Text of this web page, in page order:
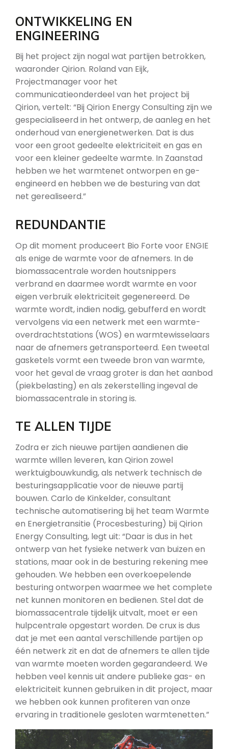
ONTWIKKELING EN
ENGINEERING
Bij het project zijn nogal wat partijen betrokken,
waaronder Qirion. Roland van Eijk,
Projectmanager voor het
communicatieonderdeel van het project bij
Qirion, vertelt: “Bij Qirion Energy Consulting zijn we
gespecialiseerd in het ontwerp, de aanleg en het
onderhoud van energienetwerken. Dat is dus
voor een groot gedeelte elektriciteit en gas en
voor een kleiner gedeelte warmte. In Zaanstad
hebben we het warmtenet ontworpen en ge-
engineerd en hebben we de besturing van dat
net gerealiseerd.”
REDUNDANTIE
Op dit moment produceert Bio Forte voor ENGIE
als enige de warmte voor de afnemers. In de
biomassacentrale worden houtsnippers
verbrand en daarmee wordt warmte en voor
eigen verbruik elektriciteit gegenereerd. De
warmte wordt, indien nodig, gebufferd en wordt
vervolgens via een netwerk met een warmte-
overdrachtstations (WOS) en warmtewisselaars
naar de afnemers getransporteerd. Een tweetal
gasketels vormt een tweede bron van warmte,
voor het geval de vraag groter is dan het aanbod
(piekbelasting) en als zekerstelling ingeval de
biomassacentrale in storing is.
TE ALLEN TIJDE
Zodra er zich nieuwe partijen aandienen die
warmte willen leveren, kan Qirion zowel
werktuigbouwkundig, als netwerk technisch de
besturingsapplicatie voor de nieuwe partij
bouwen. Carlo de Kinkelder, consultant
technische automatisering bij het team Warmte
en Energietransitie (Procesbesturing) bij Qirion
Energy Consulting, legt uit: “Daar is dus in het
ontwerp van het fysieke netwerk van buizen en
stations, maar ook in de besturing rekening mee
gehouden. We hebben een overkoepelende
besturing ontworpen waarmee we het complete
net kunnen monitoren en bedienen. Stel dat de
biomassacentrale tijdelijk uitvalt, moet er een
hulpcentrale opgestart worden. De crux is dus
dat je met een aantal verschillende partijen op
één netwerk zit en dat de afnemers te allen tijde
van warmte moeten worden gegarandeerd. We
hebben veel kennis uit andere publieke gas- en
elektriciteit kunnen gebruiken in dit project, maar
we hebben ook kunnen profiteren van onze
ervaring in traditionele gesloten warmtenetten.”